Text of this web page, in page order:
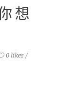
想
0 likes